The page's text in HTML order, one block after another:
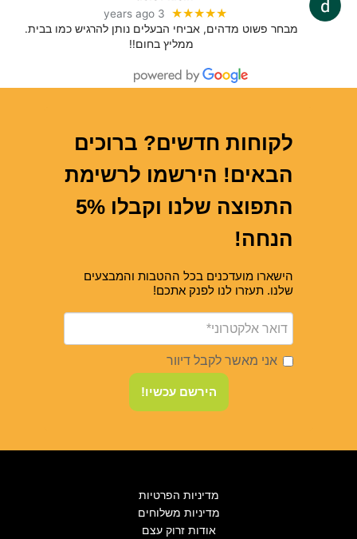
★★★★★
3 years ago
מבחר פשוט מדהים, אביחי הבעלים נותן להרגיש כמו בבית.
ממליץ בחום!!
לקוחות חדשים? ברוכים
הבאים! הירשמו לרשימת
התפוצה שלנו וקבלו 5%
הנחה!
הישארו מועדכנים בכל ההטבות והמבצעים
שלנו. תעזרו לנו לפנק אתכם!
אני מאשר לקבל דיוור
הירשם עכשיו!
מדיניות הפרטיות
מדיניות משלוחים
אודות זרוק עצם